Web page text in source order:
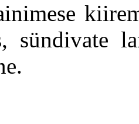
sündivate